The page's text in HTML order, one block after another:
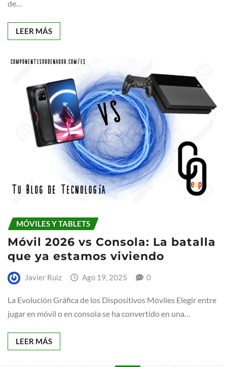
de…
LEER MÁS
MÓVILES Y TABLETS
Móvil 2026 vs Consola: La batalla
que ya estamos viviendo
Javier Ruiz Ago 19, 2025 0
La Evolución Gráfica de los Dispositivos Móviles Elegir entre
jugar en móvil o en consola se ha convertido en una…
LEER MÁS